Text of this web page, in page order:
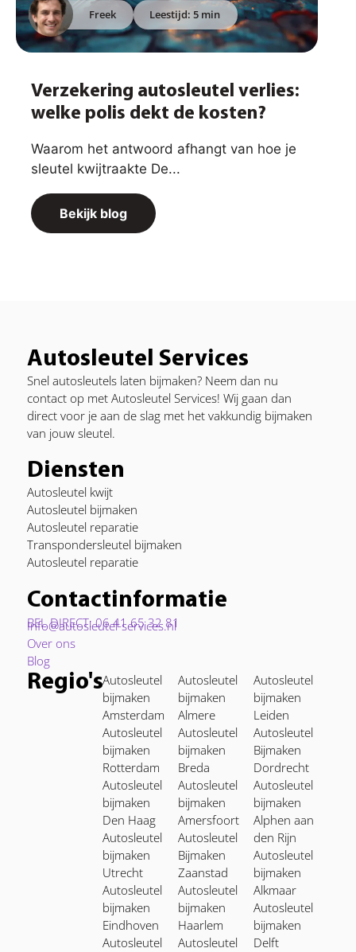
Freek Leestijd: 5 min
Verzekering autosleutel verlies:
welke polis dekt de kosten?
Waarom het antwoord afhangt van hoe je
sleutel kwijtraakte De...
Bekijk blog
Autosleutel Services
Snel autosleutels laten bijmaken? Neem dan nu
contact op met Autosleutel Services! Wij gaan dan
direct voor je aan de slag met het vakkundig bijmaken
van jouw sleutel.
Diensten
Autosleutel kwijt
Autosleutel bijmaken
Autosleutel reparatie
Transpondersleutel bijmaken
Autosleutel reparatie
Contactinformatie
BEL DIRECT: 06 41 65 32 81
Info@autosleutel-services.nl
Over ons
Blog
Regio'sAutosleutel
bijmaken
Amsterdam
Autosleutel
bijmaken
Rotterdam
Autosleutel
bijmaken
Den Haag
Autosleutel
bijmaken
Utrecht
Autosleutel
bijmaken
Eindhoven
Autosleutel
Autosleutel
bijmaken
Almere
Autosleutel
bijmaken
Breda
Autosleutel
bijmaken
Amersfoort
Autosleutel
Bijmaken
Zaanstad
Autosleutel
bijmaken
Haarlem
Autosleutel
Autosleutel
bijmaken
Leiden
Autosleutel
Bijmaken
Dordrecht
Autosleutel
bijmaken
Alphen aan
den Rijn
Autosleutel
bijmaken
Alkmaar
Autosleutel
bijmaken
Delft